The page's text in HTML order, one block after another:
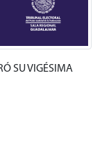
SU VIGÉSIMA